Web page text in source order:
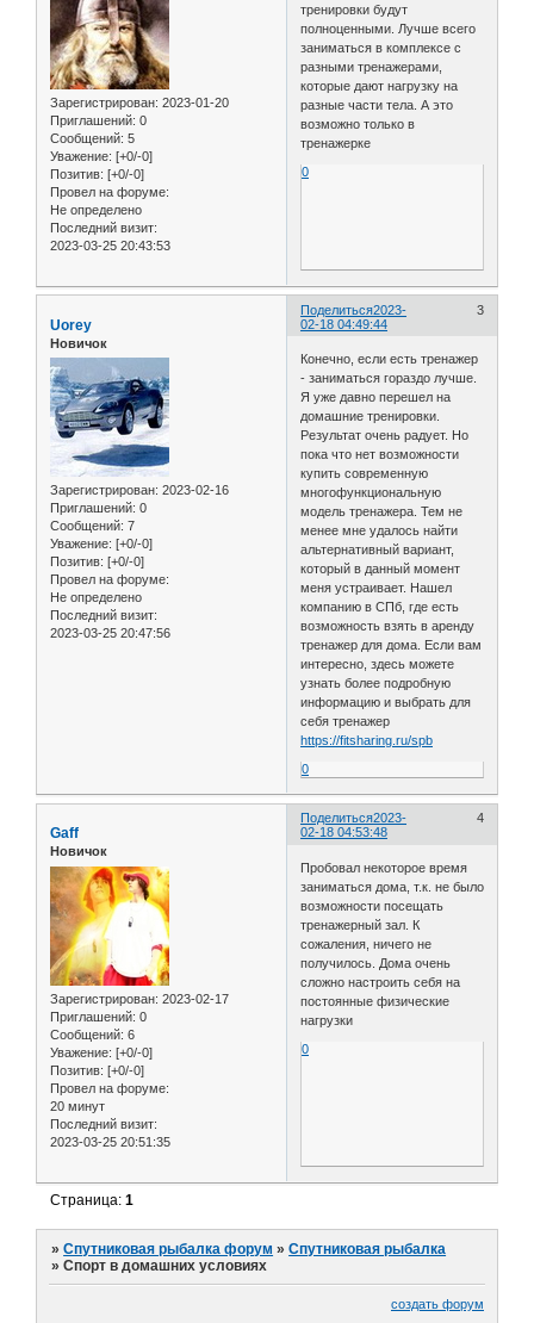
Зарегистрирован: 2023-01-20
Приглашений: 0
Сообщений: 5
Уважение: [+0/-0]
Позитив: [+0/-0]
Провел на форуме:
Не определено
Последний визит:
2023-03-25 20:43:53
тренировки будут
полноценными. Лучше всего
заниматься в комплексе с
разными тренажерами,
которые дают нагрузку на
разные части тела. А это
возможно только в
тренажерке
0
Поделиться 3
2023-
02-18 04:49:44
Uorey
Новичок
Зарегистрирован: 2023-02-16
Приглашений: 0
Сообщений: 7
Уважение: [+0/-0]
Позитив: [+0/-0]
Провел на форуме:
Не определено
Последний визит:
2023-03-25 20:47:56
Конечно, если есть тренажер
- заниматься гораздо лучше.
Я уже давно перешел на
домашние тренировки.
Результат очень радует. Но
пока что нет возможности
купить современную
многофункциональную
модель тренажера. Тем не
менее мне удалось найти
альтернативный вариант,
который в данный момент
меня устраивает. Нашел
компанию в СПб, где есть
возможность взять в аренду
тренажер для дома. Если вам
интересно, здесь можете
узнать более подробную
информацию и выбрать для
себя тренажер
https://fitsharing.ru/spb
0
Поделиться 4
2023-
02-18 04:53:48
Gaff
Новичок
Зарегистрирован: 2023-02-17
Приглашений: 0
Сообщений: 6
Уважение: [+0/-0]
Позитив: [+0/-0]
Провел на форуме:
20 минут
Последний визит:
2023-03-25 20:51:35
Пробовал некоторое время
заниматься дома, т.к. не было
возможности посещать
тренажерный зал. К
сожаления, ничего не
получилось. Дома очень
сложно настроить себя на
постоянные физические
нагрузки
0
Страница:1
»Спутниковая рыбалка форум »Спутниковая рыбалка
»Спорт в домашних условиях
создать форум